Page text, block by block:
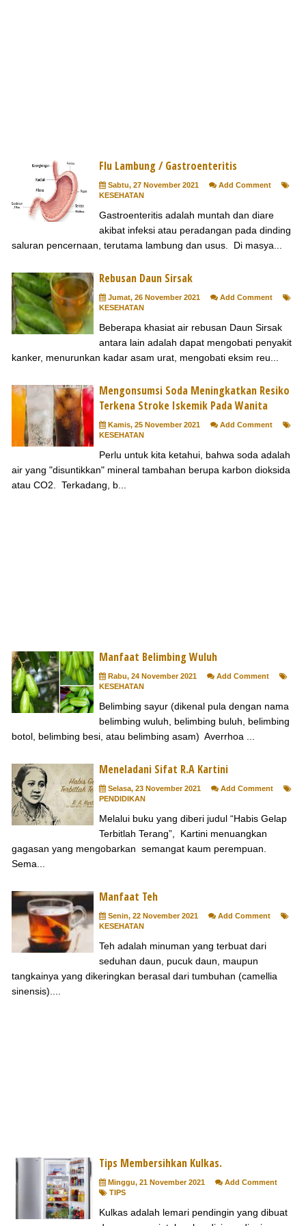
Flu Lambung / Gastroenteritis
Sabtu, 27 November 2021
Add Comment
KESEHATAN
Gastroenteritis adalah muntah dan diare
akibat infeksi atau peradangan pada dinding
saluran pencernaan, terutama lambung dan usus. Di masya...
Rebusan Daun Sirsak
Jumat, 26 November 2021
Add Comment
KESEHATAN
Beberapa khasiat air rebusan Daun Sirsak
antara lain adalah dapat mengobati penyakit
kanker, menurunkan kadar asam urat, mengobati eksim reu...
Mengonsumsi Soda Meningkatkan Resiko
Terkena Stroke Iskemik Pada Wanita
Kamis, 25 November 2021
Add Comment
KESEHATAN
Perlu untuk kita ketahui, bahwa soda adalah
air yang "disuntikkan" mineral tambahan berupa karbon dioksida
atau CO2. Terkadang, b...
Manfaat Belimbing Wuluh
Rabu, 24 November 2021
Add Comment
KESEHATAN
Belimbing sayur (dikenal pula dengan nama
belimbing wuluh, belimbing buluh, belimbing
botol, belimbing besi, atau belimbing asam) Averrhoa ...
Meneladani Sifat R.A Kartini
Selasa, 23 November 2021
Add Comment
PENDIDIKAN
Melalui buku yang diberi judul “Habis Gelap
Terbitlah Terang”, Kartini menuangkan
gagasan yang mengobarkan semangat kaum perempuan.
Sema...
Manfaat Teh
Senin, 22 November 2021
Add Comment
KESEHATAN
Teh adalah minuman yang terbuat dari
seduhan daun, pucuk daun, maupun
tangkainya yang dikeringkan berasal dari tumbuhan (camellia
sinensis)....
Tips Membersihkan Kulkas.
Minggu, 21 November 2021
Add Comment
TIPS
Kulkas adalah lemari pendingin yang dibuat